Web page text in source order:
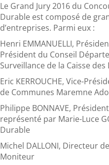
Le Grand Jury 2016 du
Durable est composé de
d’entreprises. Parmi eux :
Henri EMMANUELLI,
Président du Conseil
Surveillance de la Caisse
Eric KERROUCHE, Vice-
de Communes Maremne
Philippe BONNAVE,
représenté par Marie-Luce
Durable
Michel DALLONI, Directeur
Moniteur